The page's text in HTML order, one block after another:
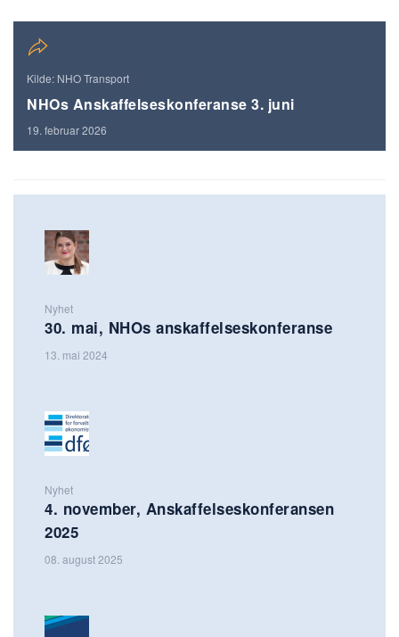
Kilde: NHO Transport
NHOs Anskaffelseskonferanse 3. juni
19. februar 2026
Nyhet
30. mai, NHOs anskaffelseskonferanse
13. mai 2024
Nyhet
4. november, Anskaffelseskonferansen
2025
08. august 2025